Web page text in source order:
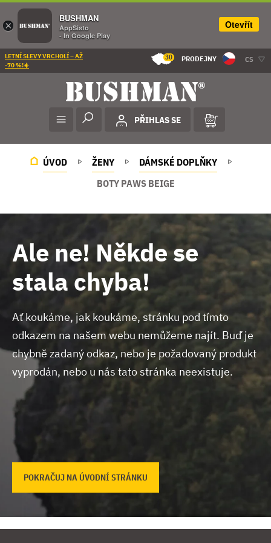
LETNÍ SLEVY VRCHOLÍ – AŽ
-70 %!☀️
30 PRODEJNY CS
PŘIHLAS SE
ÚVOD ŽENY
DÁMSKÉ DOPLŇKY
BOTY PAWS BEIGE
Ale ne! Někde se
stala chyba!
Ať koukáme, jak koukáme, stránku pod tímto
odkazem na našem webu nemůžeme najít. Buď je
chybně zadaný odkaz, nebo je požadovaný produkt
vyprodán, nebo u nás tato stránka neexistuje.
POKRAČUJ NA ÚVODNÍ STRÁNKU
×
BUSHMAN
AppSisto
- In Google Play
Otevřít